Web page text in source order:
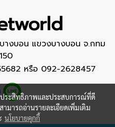
างบอน แขวงบางบอน จ.กทม
หรือ 092-2628457
ประสิทธิภาพและประสบการณ์ที่ดี
ามารถอ่านรายละเอียดเพิ่มเติม
นโยบายคุกกี้